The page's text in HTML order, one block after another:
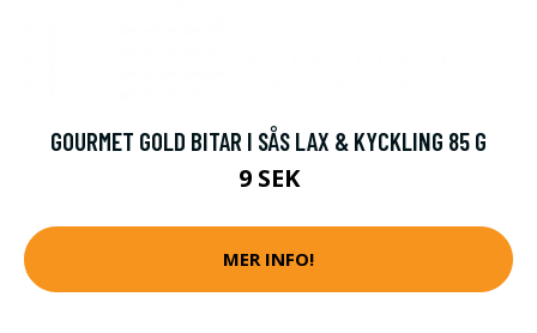
GOURMET GOLD BITAR I SÅS LAX & KYCKLING 85 G
9 SEK
MER INFO!